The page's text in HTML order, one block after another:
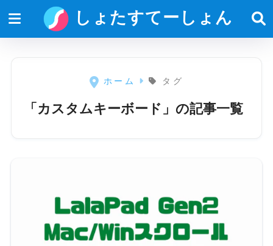
しょたすてーしょん
ホーム タグ
「カスタムキーボード」の記事一覧